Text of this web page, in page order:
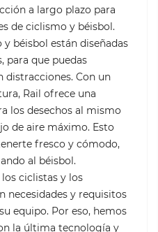
a largo plazo para
de ciclismo y béisbol.
béisbol están diseñadas
para que puedas
distracciones. Con un
Rail ofrece una
los desechos al mismo
de aire máximo. Esto
fresco y cómodo,
al béisbol.
ciclistas y los
necesidades y requisitos
equipo. Por eso, hemos
la última tecnología y